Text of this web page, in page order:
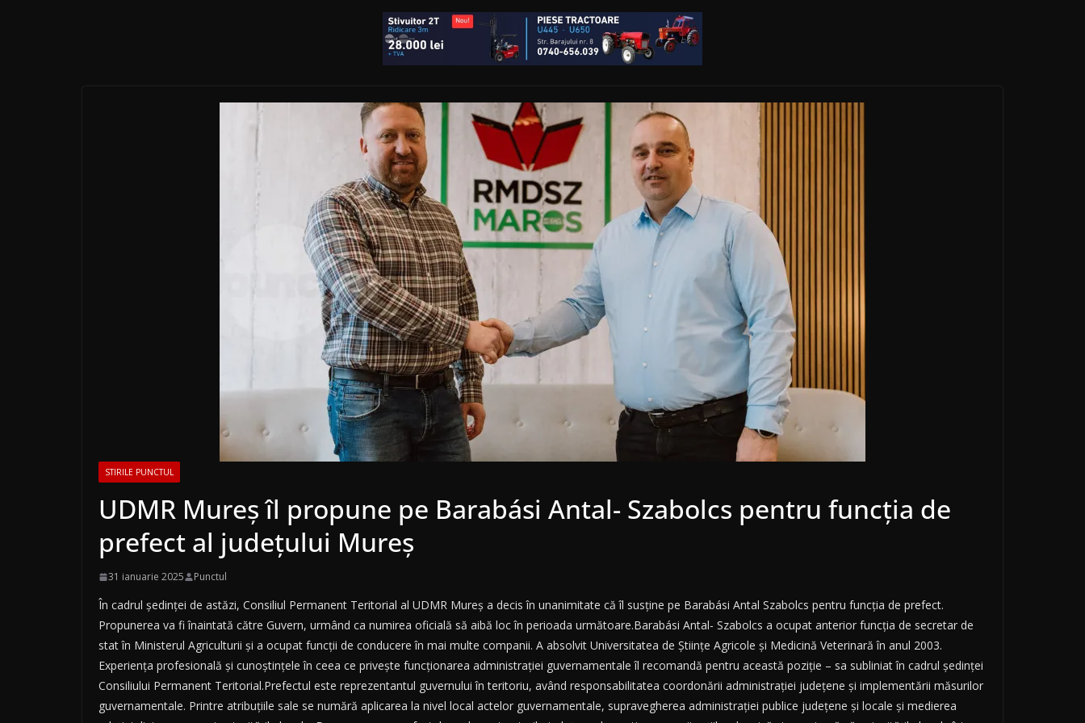
STIRILE PUNCTUL
UDMR Mureș îl propune pe Barabási Antal- Szabolcs pentru funcția de
prefect al județului Mureș
31 ianuarie 2025 Punctul
În cadrul ședinței de astăzi, Consiliul Permanent Teritorial al UDMR Mureș a decis în unanimitate că îl susține pe Barabási Antal Szabolcs pentru funcția de prefect.
Propunerea va fi înaintată către Guvern, urmând ca numirea oficială să aibă loc în perioada următoare.Barabási Antal- Szabolcs a ocupat anterior funcția de secretar de
stat în Ministerul Agriculturii și a ocupat funcții de conducere în mai multe companii. A absolvit Universitatea de Științe Agricole și Medicină Veterinară în anul 2003.
Experiența profesională și cunoștințele în ceea ce privește funcționarea administrației guvernamentale îl recomandă pentru această poziție – sa subliniat în cadrul ședinței
Consiliului Permanent Teritorial.Prefectul este reprezentantul guvernului în teritoriu, având responsabilitatea coordonării administrației județene și implementării măsurilor
guvernamentale. Printre atribuțiile sale se numără aplicarea la nivel local actelor guvernamentale, supravegherea administrației publice județene și locale și medierea